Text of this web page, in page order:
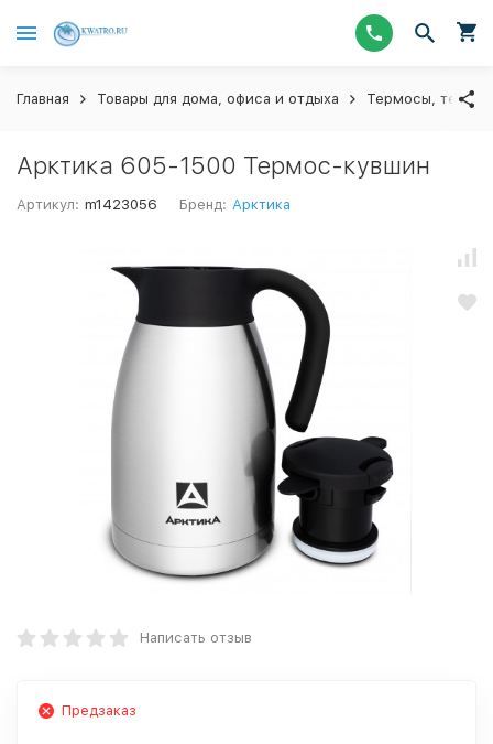
Главная Товары для дома, офиса и отдыха Термосы,
Арктика 605-1500 Термос-кувшин
Артикул: m1423056 Бренд: Арктика
Написать отзыв
Предзаказ